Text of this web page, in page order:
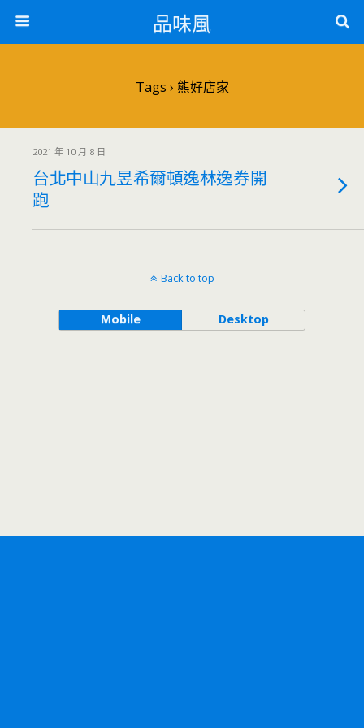
品味風
Tags › 熊好店家
2021 年 10 月 8 日
台北中山九昱希爾頓逸林逸券開
跑
Back to top
Mobile Desktop